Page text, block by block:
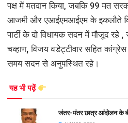
पक्ष में मतदान किया, जबकि 99 मत
आजमी और एआईएमआईएम के इकलौते
पार्टी के दो विधायक सदन में मौजूद रहे
चव्हाण, विजय वडेट्टीवार सहित
समय सदन से अनुपस्थित रहे।
यह भी पढ़ें
जंतर-मंतर छात्र आंदोलन के